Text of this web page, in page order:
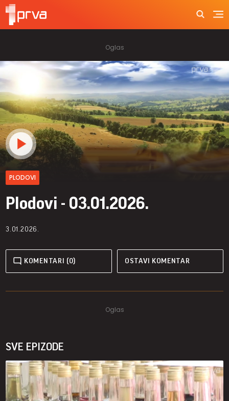
PLODOVI
Plodovi - 03.01.2026.
3.01.2026.
KOMENTARI (0) OSTAVI KOMENTAR
SVE EPIZODE